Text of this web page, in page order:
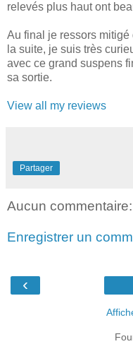
relevés plus haut ont
Au final je ressors
la suite, je suis très
avec ce grand suspens
sa sortie.
View all my reviews
Partager
Aucun commentaire:
Enregistrer un
‹